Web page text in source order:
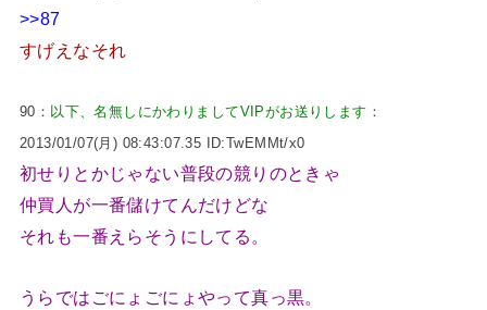
>>87
すげえなそれ
90： 以下、名無しにかわりましてVIPがお送りします ：
2013/01/07(月) 08:43:07.35 ID:TwEMMt/x0
初せりとかじゃない普段の競りのときゃ
仲買人が一番儲けてんだけどな
それも一番えらそうにしてる。
うらではごにょごにょやって真っ黒。